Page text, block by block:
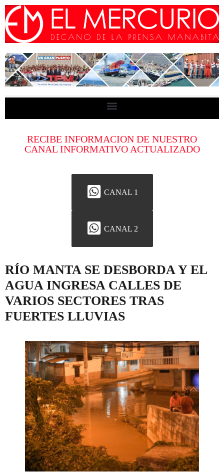
RECIBE INFORMACION DE NUESTRO
CANAL INFORMATIVO ACTUALIZADO
CANAL 1
CANAL 2
RÍO MANTA SE DESBORDA Y EL
AGUA INGRESA CALLES DE
VARIOS SECTORES TRAS
FUERTES LLUVIAS